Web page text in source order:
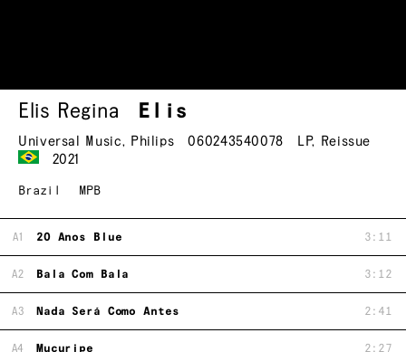
Elis Regina Elis
Universal Music, Philips 060243540078 LP, Reissue
2021
Brazil MPB
A1 20 Anos Blue 3:11
A2 Bala Com Bala 3:12
A3 Nada Será Como Antes 2:41
A4 Mucuripe 2:27